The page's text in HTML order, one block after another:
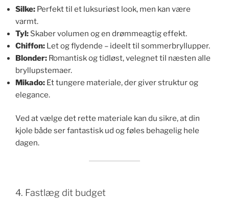
Silke: Perfekt til et luksuriøst look, men kan være
varmt.
Tyl: Skaber volumen og en drømmeagtig effekt.
Chiffon: Let og flydende – ideelt til sommerbryllupper.
Blonder: Romantisk og tidløst, velegnet til næsten alle
bryllupstemaer.
Mikado: Et tungere materiale, der giver struktur og
elegance.
Ved at vælge det rette materiale kan du sikre, at din
kjole både ser fantastisk ud og føles behagelig hele
dagen.
4. Fastlæg dit budget